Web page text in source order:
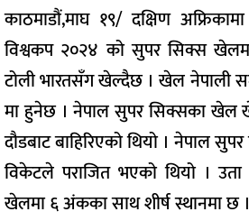
काठमाडौं,माघ १९/ दक्षिण
विश्वकप २०२४ को सुपर सिक्स
टोली भारतसँग खेल्दैछ । खेल नेपाली
मा हुनेछ । नेपाल सुपर सिक्सका खेल
दौडबाट बाहिरिएको थियो । नेपाल
विकेटले पराजित भएको थियो ।
खेलमा ६ अंकका साथ शीर्ष स्थानमा छ ।